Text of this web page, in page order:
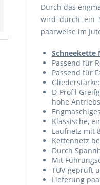
Durch das
wird durch ein
paarweise im
Schneekette
Passend für
Passend für
D-Profil
hohe
Klassische,
Laufnetz mit
Kettennetz
Durch
Mit
TÜV-geprüft
Lieferung